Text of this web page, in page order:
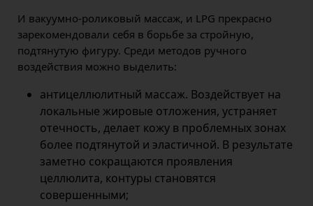
И вакуумно-роликовый массаж, и LPG прекрасно
зарекомендовали себя в борьбе за стройную,
подтянутую фигуру. Среди методов ручного
воздействия можно выделить:
антицеллюлитный массаж. Воздействует на
локальные жировые отложения, устраняет
отечность, делает кожу в проблемных зонах
более подтянутой и эластичной. В результате
заметно сокращаются проявления
целлюлита, контуры становятся
совершенными;